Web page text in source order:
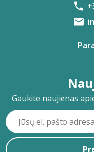
Gaukite naujienas